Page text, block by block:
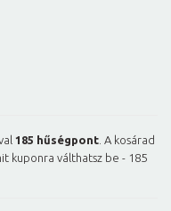
185 hűségpont . A kosárad
kuponra válthatsz be - 185